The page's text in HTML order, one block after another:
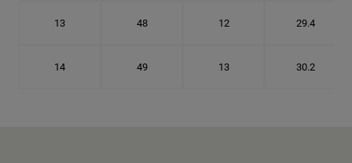
13 48 12 29.4
14 49 13 30.2